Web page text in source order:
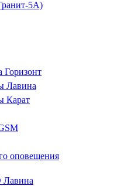
5А)
Горизонт
Лавина
Карат
оповещения
Лавина